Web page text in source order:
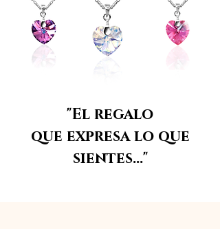
"El regalo
que expresa lo que
sientes..."